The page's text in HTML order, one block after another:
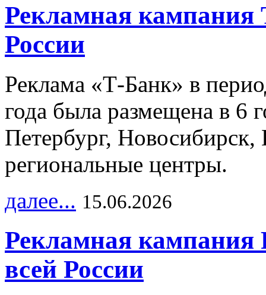
Рекламная кампания
России
Реклама «Т-Банк» в
года была размещена в 6
Петербург,
региональные центры.
далее... 15.06.2026
Рекламная
всей России